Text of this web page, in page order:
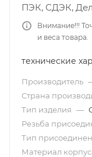
ПЭК, СДЭК,
Внимание!!!
и веса товара.
технические
Производитель
Страна
Тип изделия —
Резьба
Тип
Материал